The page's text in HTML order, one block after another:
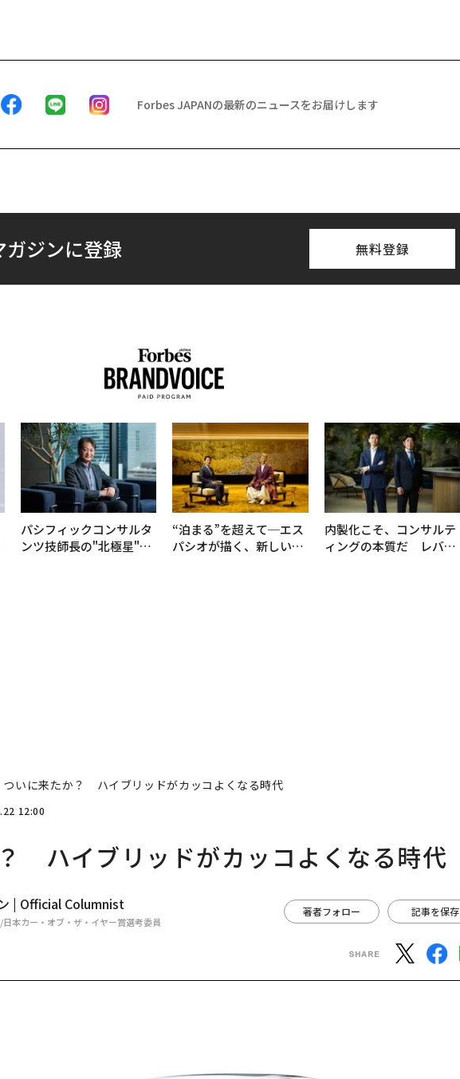
Forbes JAPANの最新のニュースをお届けします
ジンに登録 無料登録
パシフィックコンサルタ
ンツ技師長の"北極星"。
“泊まる”を超えて─エス
パシオが描く、新しい日
内製化こそ、コンサルテ
ィングの本質だ レバレ
ついに来たか？ ハイブリッドがカッコよくなる時代
12:00
ハイブリッドがカッコよくなる時代
| Official Columnist
本カー・オブ・ザ・イヤー賞選考委員
著者フォロー 記事を保存